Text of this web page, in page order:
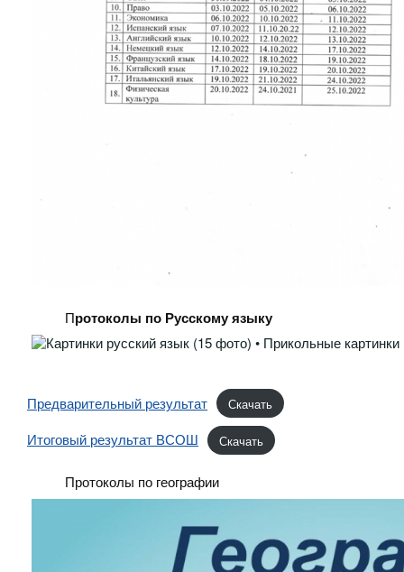
Протоколы по Русскому языку
Предварительный результат Скачать
Итоговый результат ВСОШ Скачать
Протоколы по географии